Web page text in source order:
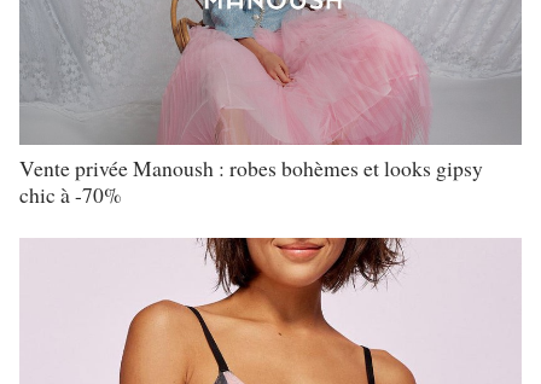
Vente privée Manoush : robes bohèmes et looks gipsy
chic à -70%